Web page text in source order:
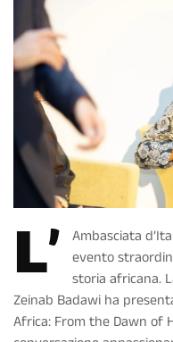
L’
Ambasciata
evento
storia africana.
Zeinab Badawi ha
Africa: From the Dawn of